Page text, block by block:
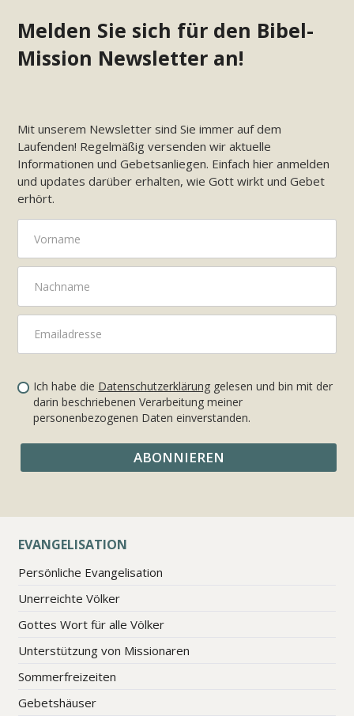
Melden Sie sich für den Bibel-
Mission Newsletter an!
Mit unserem Newsletter sind Sie immer auf dem
Laufenden! Regelmäßig versenden wir aktuelle
Informationen und Gebetsanliegen. Einfach hier anmelden
und updates darüber erhalten, wie Gott wirkt und Gebet
erhört.
Ich habe die Datenschutzerklärung gelesen und bin mit der
darin beschriebenen Verarbeitung meiner
personenbezogenen Daten einverstanden.
EVANGELISATION
Persönliche Evangelisation
Unerreichte Völker
Gottes Wort für alle Völker
Unterstützung von Missionaren
Sommerfreizeiten
Gebetshäuser